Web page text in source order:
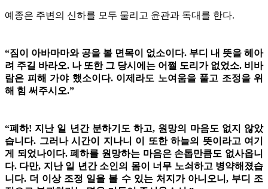
예종은 주변의 신하를 모두 물리고 윤관과 독대를 한다.
“짐이 아바마마와 공을 볼 면목이 없소이다. 부디 내 뜻을 헤아
려 주길 바라오. 나 또한 그 당시에는 어쩔 도리가 없었소. 비바
람은 피해 가야 했소이다. 이제라도 노여움을 풀고 조정을 위
해 힘 써주시오.”
“폐하! 지난 일 년간 분하기도 하고, 원망의 마음도 없지 않았
습니다. 그러나 시간이 지나니 이 또한 하늘의 뜻이라고 여기
게 되었나이다. 폐하를 원망하는 마음은 손톱만큼도 없사옵니
다. 다만, 지난 일 년간 소인의 몸이 너무 노쇠하고 병약해졌습
니다. 더 이상 조정 일을 볼 수 있는 처지가 아니오니, 부디 조